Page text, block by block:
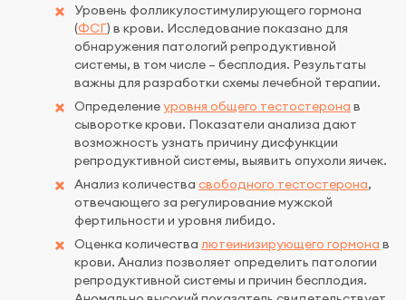
Уровень фолликулостимулирующего гормона
(ФСГ) в крови. Исследование показано для
обнаружения патологий репродуктивной
системы, в том числе – бесплодия. Результаты
важны для разработки схемы лечебной терапии.
Определениеуровня общего тестостерона в
сыворотке крови. Показатели анализа дают
возможность узнать причину дисфункции
репродуктивной системы, выявить опухоли яичек.
Анализ количества свободного тестостерона,
отвечающего за регулирование мужской
фертильности и уровня либидо.
Оценка количества лютеинизирующего гормона в
крови. Анализ позволяет определить патологии
репродуктивной системы и причин бесплодия.